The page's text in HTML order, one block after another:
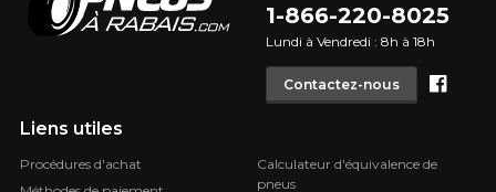
1-866-220-8025
Lundi à Vendredi : 8h à 18h
Contactez-nous
Liens utiles
Procédures d'achat
Calculateur d'équivalence de
pneus